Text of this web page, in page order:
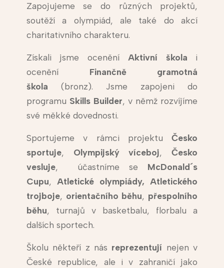
Zapojujeme se do různých projektů,
soutěží a olympiád, ale také do akcí
charitativního charakteru.
Získali jsme ocenění Aktivní škola i
ocenění Finančně gramotná
škola (bronz). Jsme zapojeni do
programu Skills Builder, v němž rozvíjíme
své měkké dovednosti.
Sportujeme v rámci projektuČesko
sportuje, Olympijský víceboj,Česko
vesluje, účastníme se McDonald´s
Cupu, Atletické olympiády,
Atletického
trojboje, orientačního běhu, přespolního
běhu, turnajů v basketbalu, florbalu a
dalších sportech.
Školu někteří z nás reprezentují nejen v
České republice, ale i v zahraničí jako